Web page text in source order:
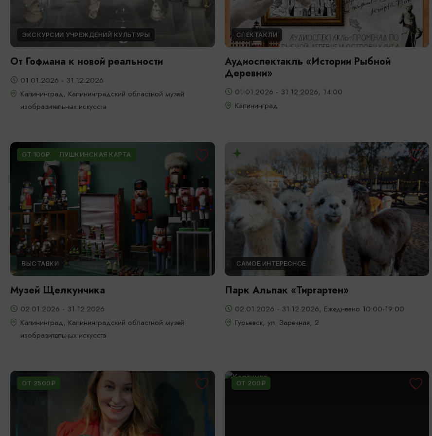
ЭКСКУРСИИ УЧРЕЖДЕНИЙ КУЛЬТУРЫ
От Гофмана к новой реальности
01.01.2026 - 31.12.2026
Калининград, Калининградский областной музей
изобразительных искусств
СПЕКТАКЛИ
Аудиоспектакль «Истории Рыбной
Деревни»
01.01.2026 - 31.12.2026, 14:00
Калининград
ОТ 100₽ ПУШКИНСКАЯ КАРТА
ВЫСТАВКИ
Музей Щелкунчика
02.01.2026 - 31.12.2026
Калининград, Калининградский областной музей
изобразительных искусств
САМОЕ ИНТЕРЕСНОЕ
Парк Альпак «Тиргартен»
02.01.2026 - 31.12.2026, Ежедневно 10:00-19:00
Гурьевск, ул. Заречная, 2
ОТ 2500₽ ОТ 200₽